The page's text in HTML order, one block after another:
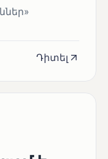
Դիտել